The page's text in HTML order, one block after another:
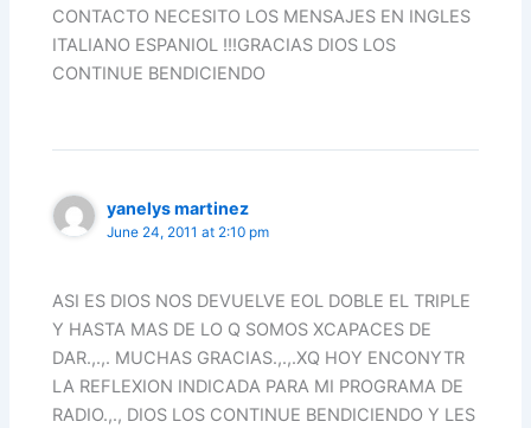
CONTACTO NECESITO LOS MENSAJES EN INGLES
ITALIANO ESPANIOL !!!GRACIAS DIOS LOS
CONTINUE BENDICIENDO
yanelys martinez
June 24, 2011 at 2:10 pm
ASI ES DIOS NOS DEVUELVE EOL DOBLE EL TRIPLE
Y HASTA MAS DE LO Q SOMOS XCAPACES DE
DAR.,.,. MUCHAS GRACIAS.,.,.XQ HOY ENCONYTR
LA REFLEXION INDICADA PARA MI PROGRAMA DE
RADIO.,., DIOS LOS CONTINUE BENDICIENDO Y LES